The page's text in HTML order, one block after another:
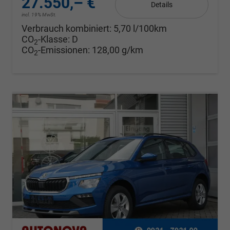
incl. 19% MwSt.
Details
Verbrauch kombiniert: 5,70 l/100km
CO2-Klasse: D
CO2-Emissionen: 128,00 g/km